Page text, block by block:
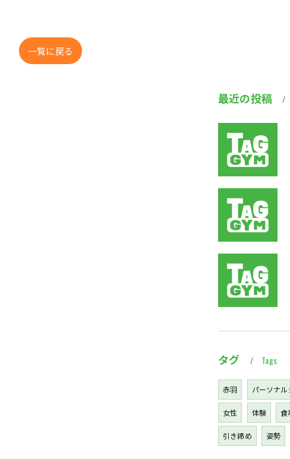
一覧に戻る
最近の投稿
タグ Tags
赤羽 パーソナル
女性 体験 食
引き締め 姿勢